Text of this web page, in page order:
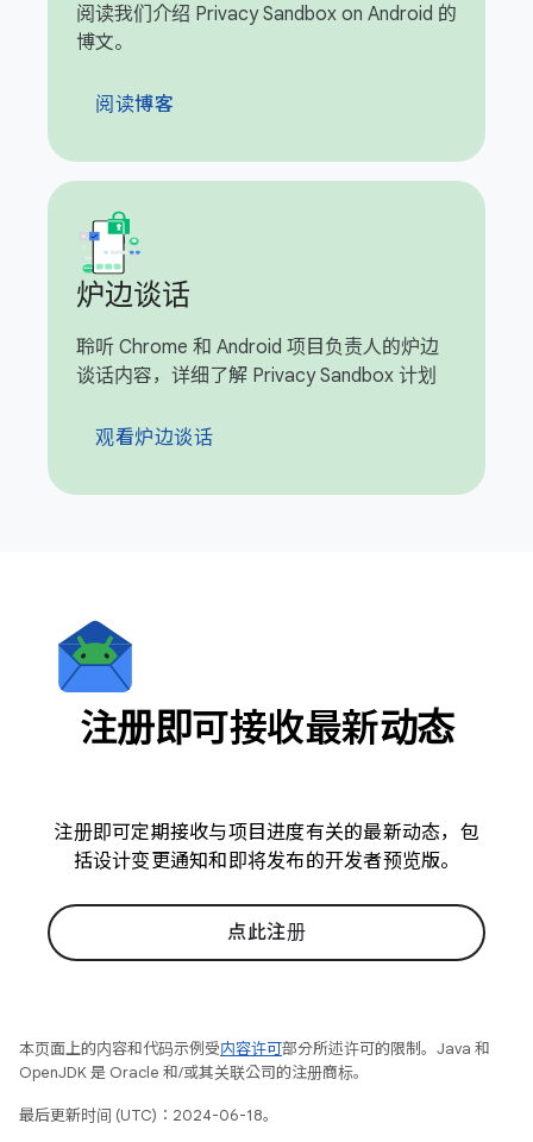
阅读我们介绍 Privacy Sandbox on Android 的
博文。
阅读博客
炉边谈话
聆听 Chrome 和 Android 项目负责人的炉边
谈话内容，详细了解 Privacy Sandbox 计划
观看炉边谈话
注册即可接收最新动态
注册即可定期接收与项目进度有关的最新动态，包
括设计变更通知和即将发布的开发者预览版。
点此注册
本页面上的内容和代码示例受内容许可部分所述许可的限制。Java 和
OpenJDK 是 Oracle 和/或其关联公司的注册商标。
最后更新时间 (UTC)：2024-06-18。